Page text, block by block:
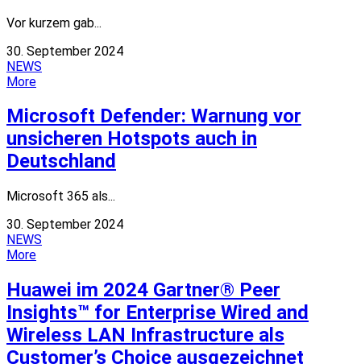
Vor kurzem gab...
30. September 2024
NEWS
More
Microsoft Defender: Warnung vor
unsicheren Hotspots auch in
Deutschland
Microsoft 365 als...
30. September 2024
NEWS
More
Huawei im 2024 Gartner® Peer
Insights™ for Enterprise Wired and
Wireless LAN Infrastructure als
Customer’s Choice ausgezeichnet